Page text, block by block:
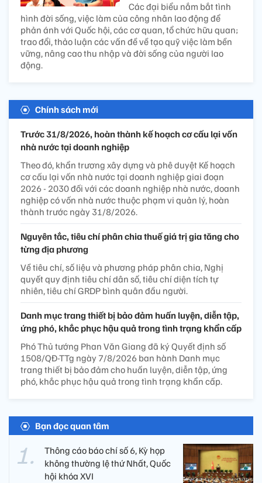
Các đại biểu nắm bắt tình
hình đời sống, việc làm của công nhân lao động để
phản ánh với Quốc hội, các cơ quan, tổ chức hữu quan;
trao đổi, thảo luận các vấn đề về tạo quỹ việc làm bền
vững, nâng cao thu nhập và đời sống của người lao
động.
Chính sách mới
Trước 31/8/2026, hoàn thành kế hoạch cơ cấu lại vốn
nhà nước tại doanh nghiệp
Theo đó, khẩn trương xây dựng và phê duyệt Kế hoạch
cơ cấu lại vốn nhà nước tại doanh nghiệp giai đoạn
2026 - 2030 đối với các doanh nghiệp nhà nước, doanh
nghiệp có vốn nhà nước thuộc phạm vi quản lý, hoàn
thành trước ngày 31/8/2026.
Nguyên tắc, tiêu chí phân chia thuế giá trị gia tăng cho
từng địa phương
Về tiêu chí, số liệu và phương pháp phân chia, Nghị
quyết quy định tiêu chí dân số, tiêu chí diện tích tự
nhiên, tiêu chí GRDP bình quân đầu người.
Danh mục trang thiết bị bảo đảm huấn luyện, diễn tập,
ứng phó, khắc phục hậu quả trong tình trạng khẩn cấp
Phó Thủ tướng Phan Văn Giang đã ký Quyết định số
1508/QĐ-TTg ngày 7/8/2026 ban hành Danh mục
trang thiết bị bảo đảm cho huấn luyện, diễn tập, ứng
phó, khắc phục hậu quả trong tình trạng khẩn cấp.
Bạn đọc quan tâm
Thông cáo báo chí số 6, Kỳ họp
không thường lệ thứ Nhất, Quốc
hội khóa XVI